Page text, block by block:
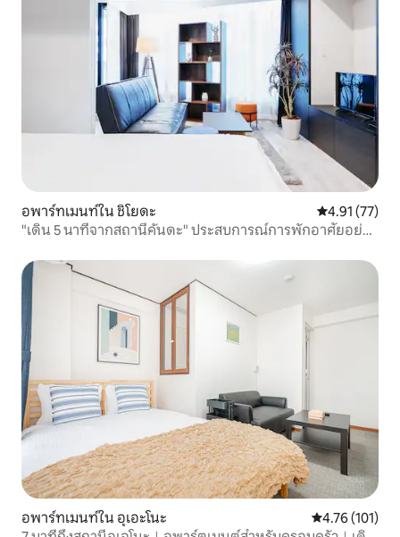
อพาร์ทเมนท์ใน ชิโยดะ คะแนนเฉลี่ย
4.91 (77)
"เดิน 5 นาทีจากสถานีคันดะ" ประสบการณ์การพักอาศัยอย่าง
~Mugi~ ชั้น 7
อพาร์ทเมนท์ใน อุเอะโนะ คะแนนเฉลี่ย
4.76 (101)